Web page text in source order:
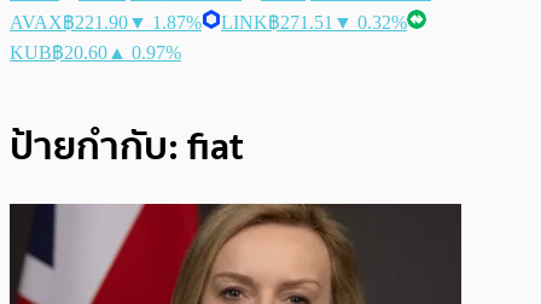
AVAX฿221.90▼ 1.87% LINK฿271.51 ▼ 0.32%
KUB฿20.60 ▲ 0.97%
ป้ายกำกับ:fiat